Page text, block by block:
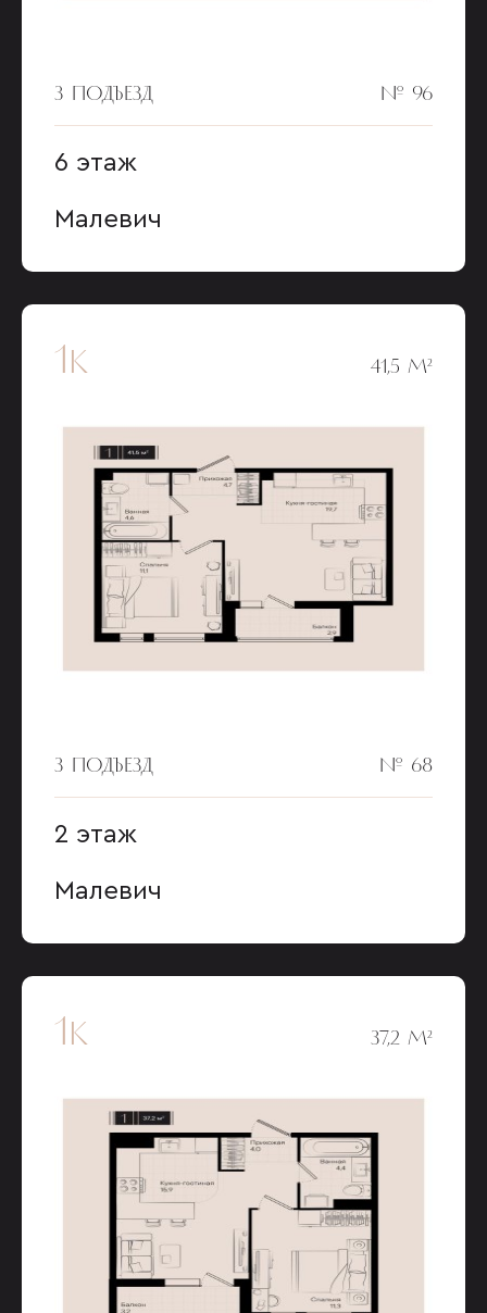
3 ПОДЪЕЗД № 96
6 этаж
Малевич
1к 41,5 М²
3 ПОДЪЕЗД № 68
2 этаж
Малевич
1к 37,2 М²